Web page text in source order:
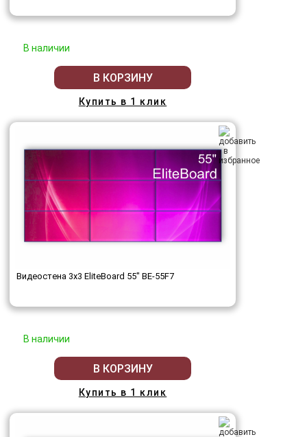
В наличии
В КОРЗИНУ
Купить в 1 клик
Видеостена 3x3 EliteBoard 55" BE-55F7
В наличии
В КОРЗИНУ
Купить в 1 клик